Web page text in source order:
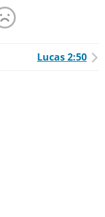
Lucas 2:50